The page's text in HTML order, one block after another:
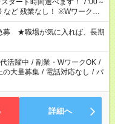
なし！ ※Wワークの
間超の就業はご案内できませ
勤務は社会保険への加入対象
派遣の原則禁止）により、
難しい場合があります
★職場が気に入れば、長期
活躍中 / 副業・WワークOK /
の大量募集 / 電話対応なし / パ
詳細へ